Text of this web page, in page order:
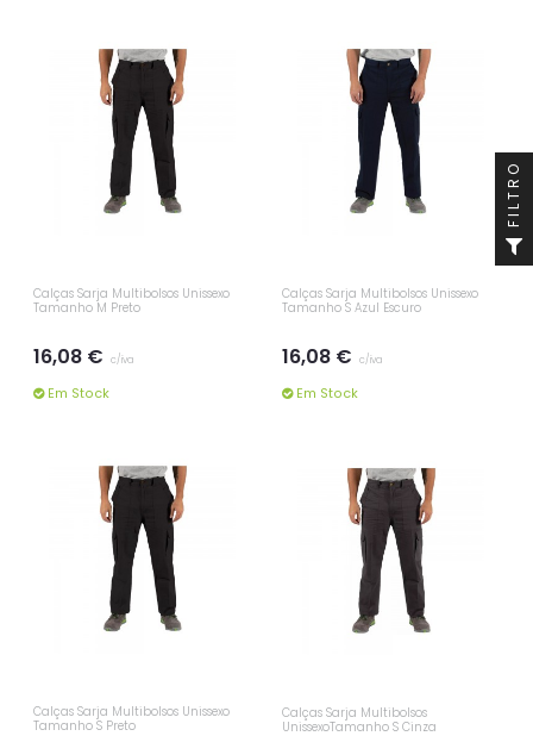
Calças Sarja Multibolsos Unissexo
Tamanho M Preto
16,08 € c/iva
Em Stock
Calças Sarja Multibolsos Unissexo
Tamanho S Azul Escuro
16,08 € c/iva
Em Stock
Calças Sarja Multibolsos Unissexo
Tamanho S Preto
Calças Sarja Multibolsos
UnissexoTamanho S Cinza
FILTRO